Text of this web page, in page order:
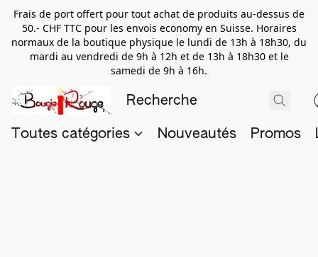
Frais de port offert pour tout achat de produits au-dessus de
50.- CHF TTC pour les envois economy en Suisse. Horaires
normaux de la boutique physique le lundi de 13h à 18h30, du
mardi au vendredi de 9h à 12h et de 13h à 18h30 et le
samedi de 9h à 16h.
Toutes catégories Nouveautés Promos